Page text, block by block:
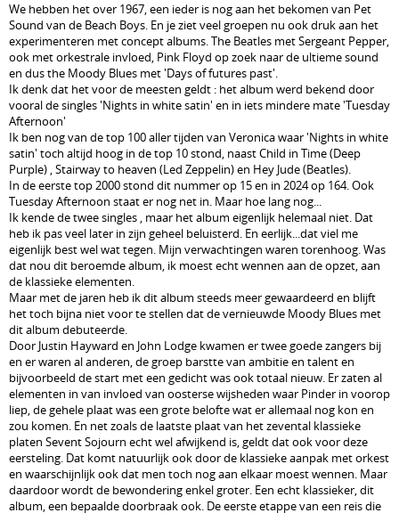
We hebben het over 1967, een ieder is nog aan het bekomen van Pet
Sound van de Beach Boys. En je ziet veel groepen nu ook druk aan het
experimenteren met concept albums. The Beatles met Sergeant Pepper,
ook met orkestrale invloed, Pink Floyd op zoek naar de ultieme sound
en dus the Moody Blues met 'Days of futures past'.
Ik denk dat het voor de meesten geldt : het album werd bekend door
vooral de singles 'Nights in white satin' en in iets mindere mate 'Tuesday
Afternoon'
Ik ben nog van de top 100 aller tijden van Veronica waar 'Nights in white
satin' toch altijd hoog in de top 10 stond, naast Child in Time (Deep
Purple) , Stairway to heaven (Led Zeppelin) en Hey Jude (Beatles).
In de eerste top 2000 stond dit nummer op 15 en in 2024 op 164. Ook
Tuesday Afternoon staat er nog net in. Maar hoe lang nog...
Ik kende de twee singles , maar het album eigenlijk helemaal niet. Dat
heb ik pas veel later in zijn geheel beluisterd. En eerlijk...dat viel me
eigenlijk best wel wat tegen. Mijn verwachtingen waren torenhoog. Was
dat nou dit beroemde album, ik moest echt wennen aan de opzet, aan
de klassieke elementen.
Maar met de jaren heb ik dit album steeds meer gewaardeerd en blijft
het toch bijna niet voor te stellen dat de vernieuwde Moody Blues met
dit album debuteerde.
Door Justin Hayward en John Lodge kwamen er twee goede zangers bij
en er waren al anderen, de groep barstte van ambitie en talent en
bijvoorbeeld de start met een gedicht was ook totaal nieuw. Er zaten al
elementen in van invloed van oosterse wijsheden waar Pinder in voorop
liep, de gehele plaat was een grote belofte wat er allemaal nog kon en
zou komen. En net zoals de laatste plaat van het zevental klassieke
platen Sevent Sojourn echt wel afwijkend is, geldt dat ook voor deze
eersteling. Dat komt natuurlijk ook door de klassieke aanpak met orkest
en waarschijnlijk ook dat men toch nog aan elkaar moest wennen. Maar
daardoor wordt de bewondering enkel groter. Een echt klassieker, dit
album, een bepaalde doorbraak ook. De eerste etappe van een reis die